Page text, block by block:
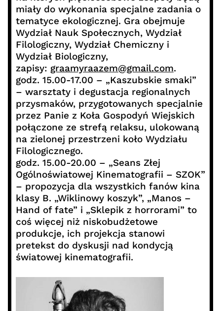
miały do wykonania specjalne zadania o
tematyce ekologicznej. Gra obejmuje
Wydział Nauk Społecznych, Wydział
Filologiczny, Wydział Chemiczny i
Wydział Biologiczny,
zapisy: graamyraazem@gmail.com.
godz. 15.00-17.00 – „Kaszubskie smaki”
– warsztaty i degustacja regionalnych
przysmaków, przygotowanych specjalnie
przez Panie z Koła Gospodyń Wiejskich
połączone ze strefą relaksu, ulokowaną
na zielonej przestrzeni koło Wydziału
Filologicznego.
godz. 15.00-20.00 – „Seans Złej
Ogólnoświatowej Kinematografii – SZOK”
– propozycja dla wszystkich fanów kina
klasy B. „Wiklinowy koszyk”, „Manos –
Hand of fate” i „Sklepik z horrorami” to
coś więcej niż niskobudżetowe
produkcje, ich projekcja stanowi
pretekst do dyskusji nad kondycją
światowej kinematografii.